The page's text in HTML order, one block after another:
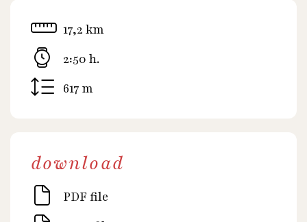
17,2 km
2:50 h.
617 m
download
PDF file